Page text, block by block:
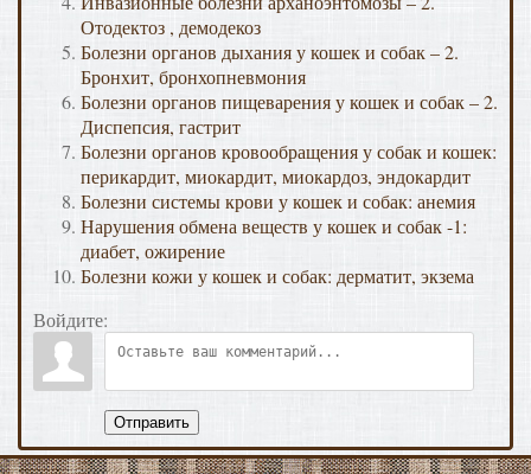
Отодектоз , демодекоз
Болезни органов дыхания у кошек и собак – 2.
Бронхит, бронхопневмония
Болезни органов пищеварения у кошек и собак – 2.
Диспепсия, гастрит
Болезни органов кровообращения у собак и кошек:
перикардит, миокардит, миокардоз, эндокардит
Болезни системы крови у кошек и собак: анемия
Нарушения обмена веществ у кошек и собак -1:
диабет, ожирение
Болезни кожи у кошек и собак: дерматит, экзема
Войдите:
Отправить